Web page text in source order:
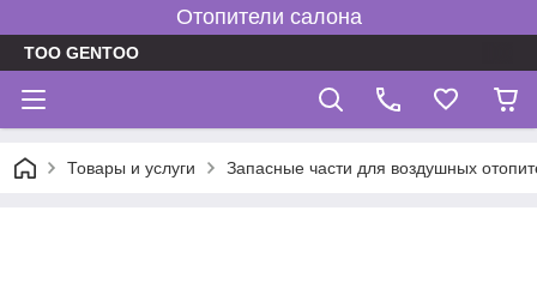
Отопители салона
TOO GENTOO
Товары и услуги Запасные части для воздушных